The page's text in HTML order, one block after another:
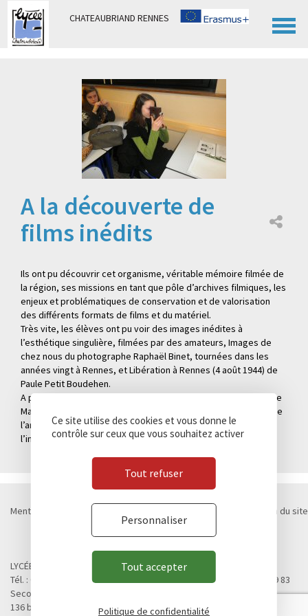
CHATEAUBRIAND RENNES
A la découverte de
films inédits
Ils ont pu découvrir cet organisme, véritable mémoire filmée de
la région, ses missions en tant que pôle d’archives filmiques, les
enjeux et problématiques de conservation et de valorisation
des différents formats de films et du matériel.
Très vite, les élèves ont pu voir des images inédites à
l’esthétique singulière, filmées par des amateurs, Images de
chez nous du photographe Raphaël Binet, tournées dans les
années vingt à Rennes, et Libération à Rennes (4 août 1944) de
Paule Petit Boudehen.
A partir des exemples des fonds de la famille Charpentier et de
Marcel Graviou, plus particulièrement Asie coloniale, le cœur de
l’animation a reposé sur le réemploi des images d’archives et
l’importance du point de vue et de la contextualisation.
Mentions légales
Plan du site
Contact
Marchés publics
LYCÉE CHATEAUBRIAND
Tél. : 02 99 28 19 00 / Fax. : 02 99 28 19 05 / Vie scolaire : 02 99 28 19 83
Second cycle, Abibac, Classes préparatoires
136 boulevard de Vitré
Panneau de gestion des cookies
Ce site utilise des cookies et vous donne le
contrôle sur ceux que vous souhaitez activer
Tout accepter
Tout refuser
Personnaliser
Politique de confidentialité